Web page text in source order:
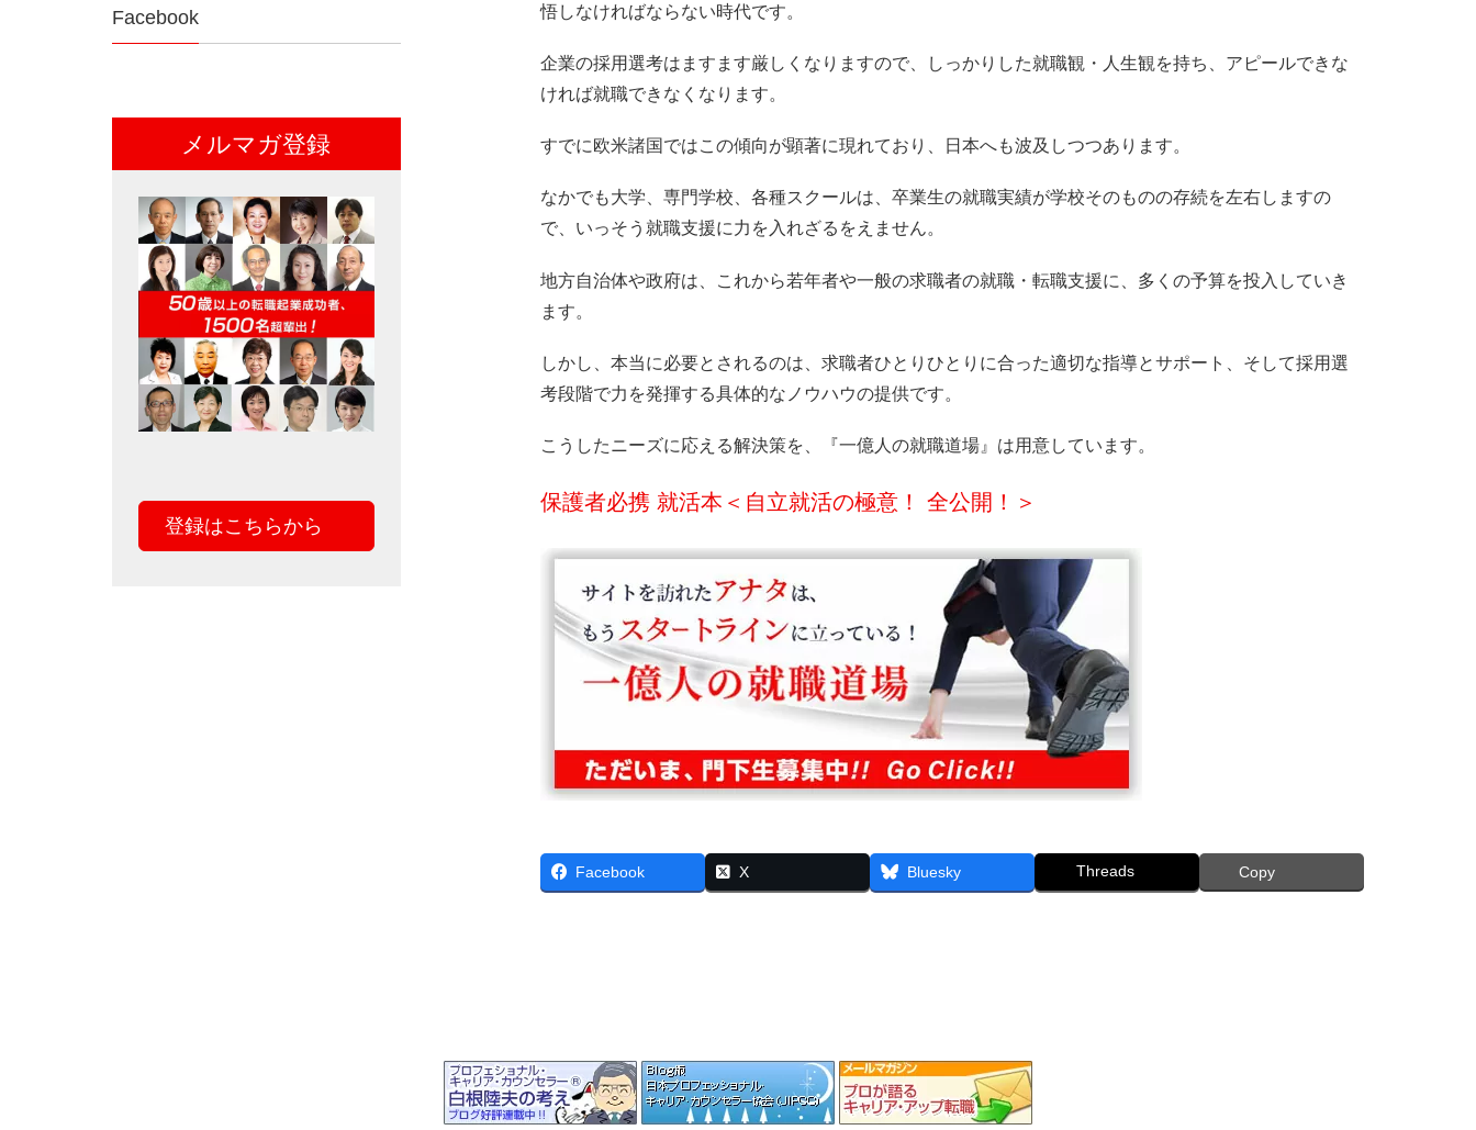
悟しなければならない時代です。
企業の採用選考はますます厳しくなりますので、しっかりした就職観・人生観を持ち、アピールできな
ければ就職できなくなります。
すでに欧米諸国ではこの傾向が顕著に現れており、日本へも波及しつつあります。
なかでも大学、専門学校、各種スクールは、卒業生の就職実績が学校そのものの存続を左右しますの
で、いっそう就職支援に力を入れざるをえません。
地方自治体や政府は、これから若年者や一般の求職者の就職・転職支援に、多くの予算を投入していき
ます。
しかし、本当に必要とされるのは、求職者ひとりひとりに合った適切な指導とサポート、そして採用選
考段階で力を発揮する具体的なノウハウの提供です。
こうしたニーズに応える解決策を、『一億人の就職道場』は用意しています。
保護者必携 就活本＜自立就活の極意！ 全公開！＞
Facebook X Bluesky Threads Copy
Facebook
メルマガ登録
登録はこちらから